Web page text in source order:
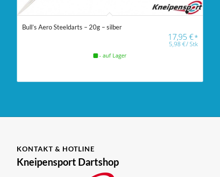
Bull’s Aero Steeldarts – 20g – silber
17,95€*
5,98€/Stk
- auf Lager
KONTAKT & HOTLINE
Kneipensport Dartshop